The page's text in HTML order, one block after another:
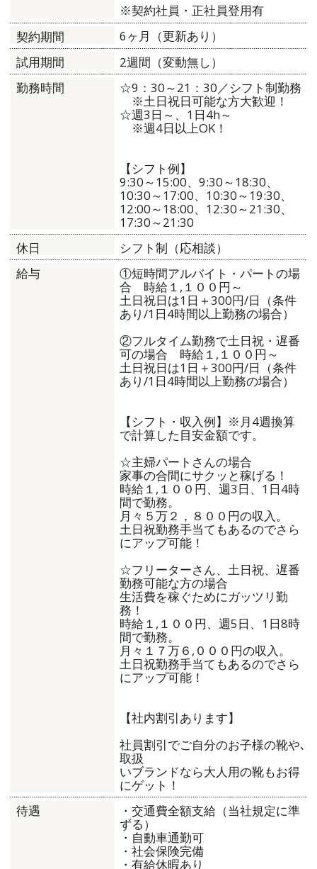
※契約社員・正社員登用有
契約期間
6ヶ月（更新あり）
試用期間
2週間（変動無し）
勤務時間
☆9：30～21：30／シフト制勤務
※土日祝日可能な方大歓迎！
☆週3日～、1日4h～
※週4日以上OK！
【シフト例】
9:30～15:00、9:30～18:30、
10:30～17:00、10:30～19:30、
12:00～18:00、12:30～21:30、
17:30～21:30
休日
シフト制（応相談）
給与
①短時間アルバイト・パートの場
合 時給１,１００円～
土日祝日は1日＋300円/日（条件
あり/1日4時間以上勤務の場合）
②フルタイム勤務で土日祝・遅番
可の場合 時給１,１００円～
土日祝日は1日＋300円/日（条件
あり/1日4時間以上勤務の場合）
【シフト・収入例】※月4週換算
で計算した目安金額です。
☆主婦パートさんの場合
家事の合間にサクッと稼げる！
時給１,１００円、週3日、1日4時
間で勤務。
月々５万２，８００円の収入。
土日祝勤務手当てもあるのでさら
にアップ可能！
☆フリーターさん、土日祝、遅番
勤務可能な方の場合
生活費を稼ぐためにガッツリ勤
務！
時給１,１００円、週5日、1日8時
間で勤務。
月々１７万６,０００円の収入。
土日祝勤務手当てもあるのでさら
にアップ可能！
【社内割引あります】
社員割引でご自分のお子様の靴や､
取扱
いブランドなら大人用の靴もお得
にゲット！
待遇
・交通費全額支給（当社規定に準
ずる）
・自動車通勤可
・社会保険完備
・有給休暇あり